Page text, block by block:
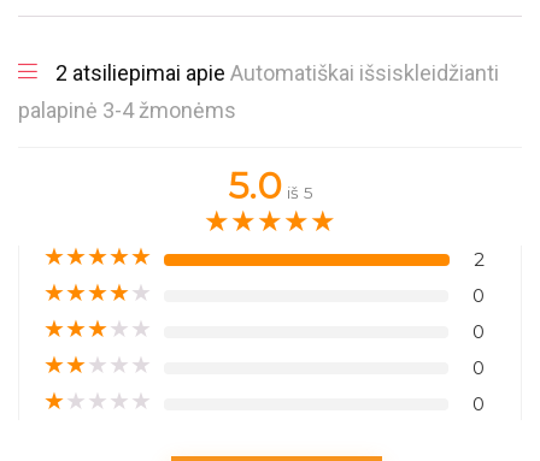
2 atsiliepimai apie Automatiškai išsiskleidžianti
palapinė 3-4 žmonėms
5.0 iš 5
★★★★★
★★★★★ 2
★★★★★ 0
★★★★★ 0
★★★★★ 0
★★★★★ 0